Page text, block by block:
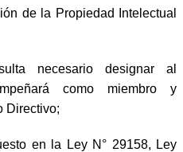
de la Propiedad Intelectual
necesario designar al
como miembro y
Directivo;
en la Ley N° 29158, Ley